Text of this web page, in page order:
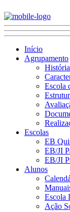
Início
Agrupamento
História
Escola
Escolas
EB
EB/JI
EB/JI
Alunos
Escola
Ação